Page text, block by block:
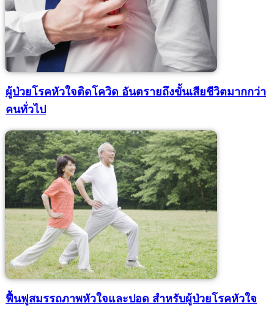
ผู้ป่วยโรคหัวใจติดโควิด อันตรายถึงขั้นเสียชีวิตมากกว่า
คนทั่วไป
ฟื้นฟูสมรรถภาพหัวใจและปอด สำหรับผู้ป่วยโรคหัวใจ